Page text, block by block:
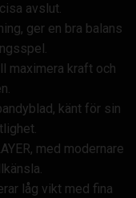
avslut.
ger en bra balans
maximera kraft och
känt för sin
med modernare
låg vikt med fina